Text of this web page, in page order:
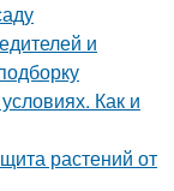
и
Как и
растений от